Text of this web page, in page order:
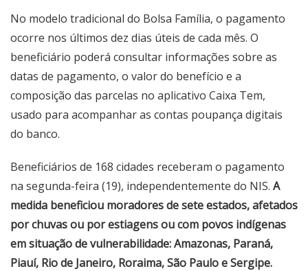
No modelo tradicional do Bolsa Família, o pagamento
ocorre nos últimos dez dias úteis de cada mês. O
beneficiário poderá consultar informações sobre as
datas de pagamento, o valor do benefício e a
composição das parcelas no aplicativo Caixa Tem,
usado para acompanhar as contas poupança digitais
do banco.
Beneficiários de 168 cidades receberam o pagamento
na segunda-feira (19), independentemente do NIS. A
medida beneficiou moradores de sete estados, afetados
por chuvas ou por estiagens ou com povos indígenas
em situação de vulnerabilidade: Amazonas, Paraná,
Piauí, Rio de Janeiro, Roraima, São Paulo e Sergipe.